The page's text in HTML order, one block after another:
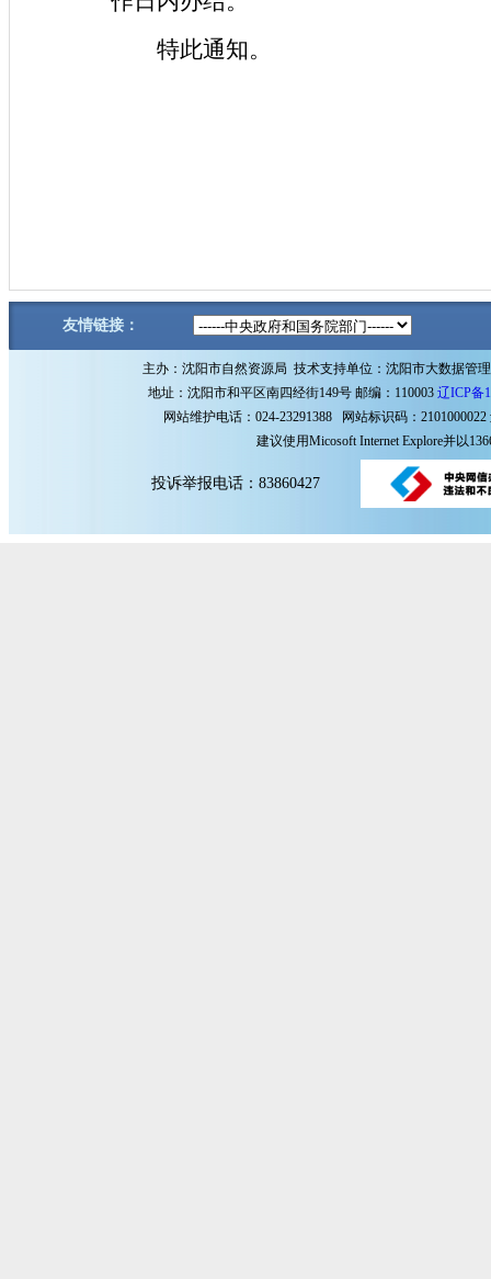
特此通知。
友情链接：
主办：沈阳市自然资源局 技术支持单位：沈阳市大数据管
地址：沈阳市和平区南四经街149号 邮编：110003 辽ICP备
网站维护电话：024-23291388 网站标识码：2101000022
建议使用Micosoft Internet Explore并以
投诉举报电话：83860427